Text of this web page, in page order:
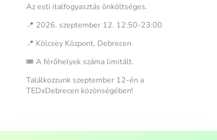
Az esti italfogyasztás önköltséges.
📍 2026. szeptember 12. 12:50-23:00
📍 Kölcsey Központ, Debrecen
🎟️ A férőhelyek száma limitált.
Találkozzunk szeptember 12-én a
TEDxDebrecen közönségében!